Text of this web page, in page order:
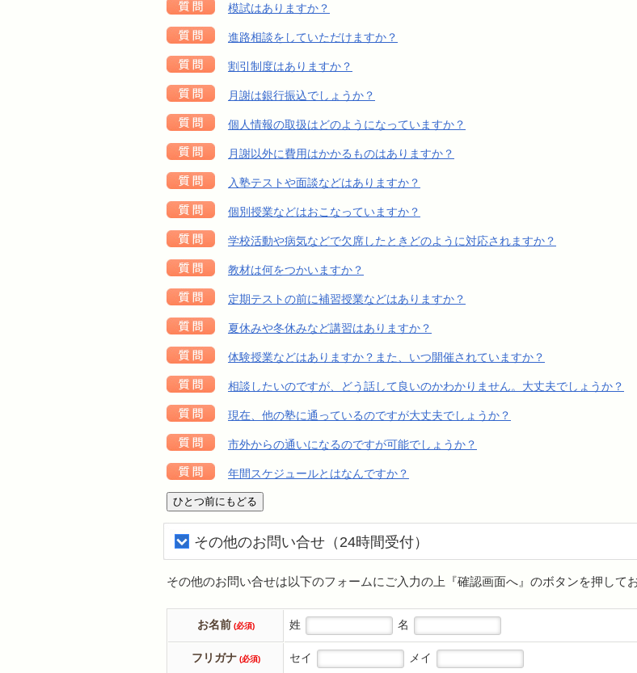
模試はありますか？
進路相談をしていただけますか？
割引制度はありますか？
月謝は銀行振込でしょうか？
個人情報の取扱はどのようになっていますか？
月謝以外に費用はかかるものはありますか？
入塾テストや面談などはありますか？
個別授業などはおこなっていますか？
学校活動や病気などで欠席したときどのように対応されますか？
教材は何をつかいますか？
定期テストの前に補習授業などはありますか？
夏休みや冬休みなど講習はありますか？
体験授業などはありますか？また、いつ開催されていますか？
相談したいのですが、どう話して良いのかわかりません。大丈夫でしょうか？
現在、他の塾に通っているのですが大丈夫でしょうか？
市外からの通いになるのですが可能でしょうか？
年間スケジュールとはなんですか？
その他のお問い合せ（24時間受付）
その他のお問い合せは以下のフォームにご入力の上『確認画面へ』のボタンを押して
お名前 (必須) 姓 名
フリガナ (必須) セイ メイ